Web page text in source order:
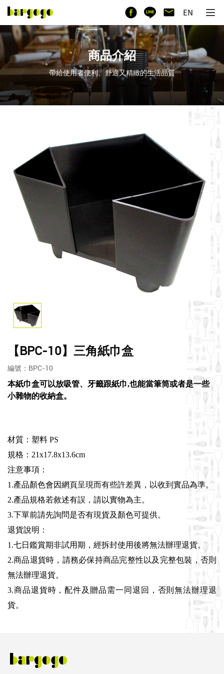
商品介紹
帶給使用者便利、舒適又精緻的生活品質
【BPC-10】三角紙巾盒
編號：BPC-10
本紙巾盒可以放吸管、牙籤跟紙巾,也能當筆筒或者是一些
小雜物的收納盒。
材質：塑料 PS
規格：21x17.8x13.6cm
注意事項：
1.產品顏色會因網頁呈現而有些許差異，以收到實品為準。
2.產品規格若敘述有誤，請以實物為主。
3.下單前請先詢問是否有現貨及顏色可提供。
退貨說明：
1.七日鑑賞期非試用期，經拆封使用後將無法辦理退貨。
2.商品退貨時，請務必保持商品完整性以及完整包裝，否則
無法辦理退貨。
3.商品退貨時，配件及贈品需一同退回，否則無法辦理退
貨。